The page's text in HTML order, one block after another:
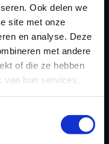
Ook delen we
site met onze
en analyse. Deze
met andere
of die ze hebben
hun services.
en professioneel op
Je doet het volledig
derden.
meer nodig. Je